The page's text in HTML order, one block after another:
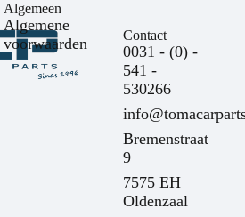
Algemeen
Algemene
voorwaarden
Contact
0031 - (0) -
541 -
530266
Bremenstraat
9
7575 EH
Oldenzaal